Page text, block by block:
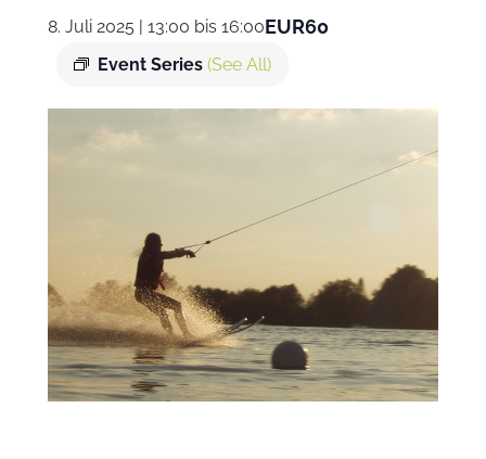
8. Juli 2025 | 13:00 bis 16:00
Event Series (See All)
EUR60